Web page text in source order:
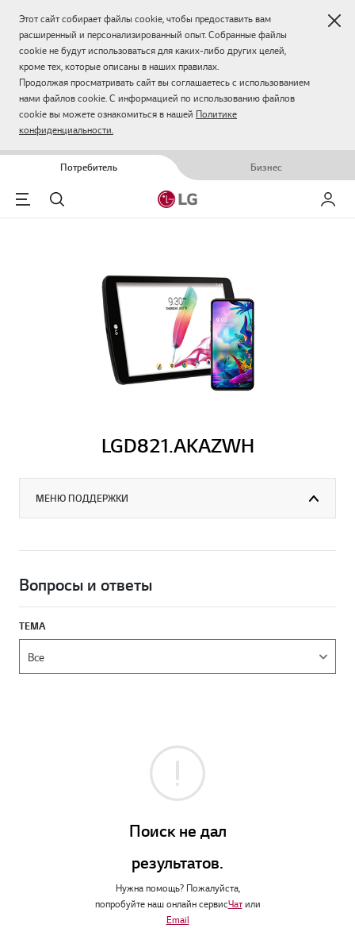
Этот сайт собирает файлы cookie, чтобы предоставить вам
расширенный и персонализированный опыт. Собранные файлы
cookie не будут использоваться для каких-либо других целей,
кроме тех, которые описаны в наших правилах.
Продолжая просматривать сайт вы соглашаетесь с использованием
нами файлов cookie. С информацией по использованию файлов
cookie вы можете ознакомиться в нашей Политике
конфиденциальности.
Потребитель Бизнес
Menu
Поиск Мой LG
LGD821.AKAZWH
МЕНЮ ПОДДЕРЖКИ
Вопросы и ответы
ТЕМА
Поиск не дал
результатов.
Нужна помощь? Пожалуйста,
попробуйте наш онлайн сервисЧатили
Email